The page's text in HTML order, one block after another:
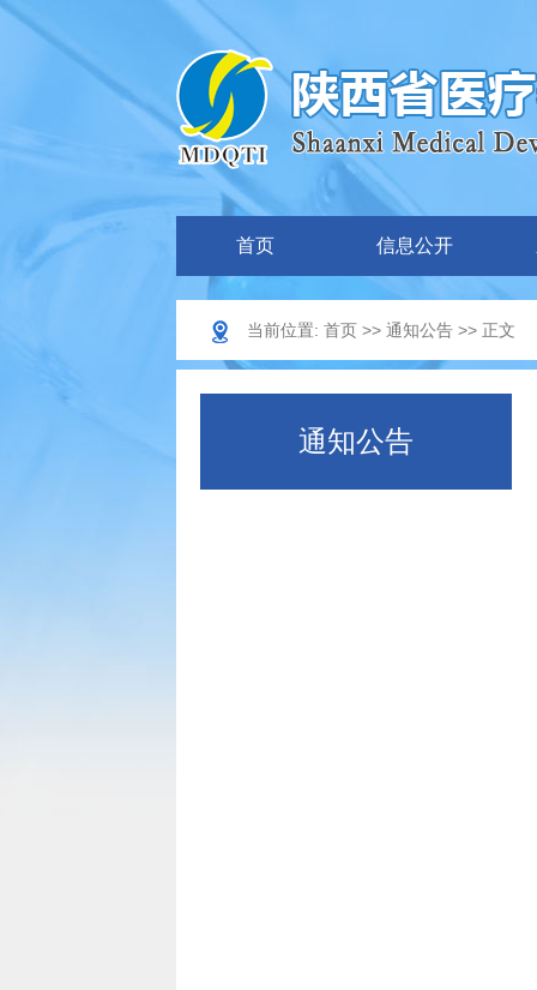
首页 信息公开
当前位置: 首页>> 通知公告>> 正文
通知公告